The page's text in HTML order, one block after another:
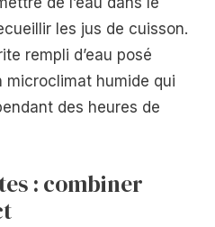
les jus de cuisson.
rempli d’eau posé
microclimat humide qui
des heures de
: combiner